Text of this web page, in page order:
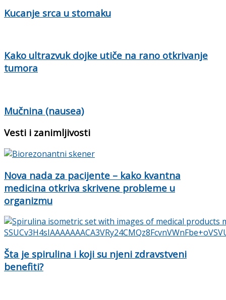
Kucanje srca u stomaku
Kako ultrazvuk dojke utiče na rano otkrivanje
tumora
Mučnina (nausea)
Vesti i zanimljivosti
Nova nada za pacijente – kako kvantna
medicina otkriva skrivene probleme u
organizmu
Šta je spirulina i koji su njeni zdravstveni
benefiti?